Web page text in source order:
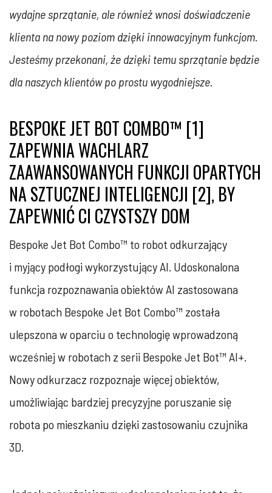
wydajne sprzątanie, ale również wnosi doświadczenie
klienta na nowy poziom dzięki innowacyjnym funkcjom.
Jesteśmy przekonani, że dzięki temu sprzątanie będzie
dla naszych klientów po prostu wygodniejsze.
BESPOKE JET BOT COMBO™ [1]
ZAPEWNIA WACHLARZ
ZAAWANSOWANYCH FUNKCJI OPARTYCH
NA SZTUCZNEJ INTELIGENCJI [2], BY
ZAPEWNIĆ CI CZYSTSZY DOM
Bespoke Jet Bot Combo™ to robot odkurzający
i myjący podłogi wykorzystujący AI. Udoskonalona
funkcja rozpoznawania obiektów AI zastosowana
w robotach Bespoke Jet Bot Combo™ została
ulepszona w oparciu o technologię wprowadzoną
wcześniej w robotach z serii Bespoke Jet Bot™ AI+.
Nowy odkurzacz rozpoznaje więcej obiektów,
umożliwiając bardziej precyzyjne poruszanie się
robota po mieszkaniu dzięki zastosowaniu czujnika
3D.